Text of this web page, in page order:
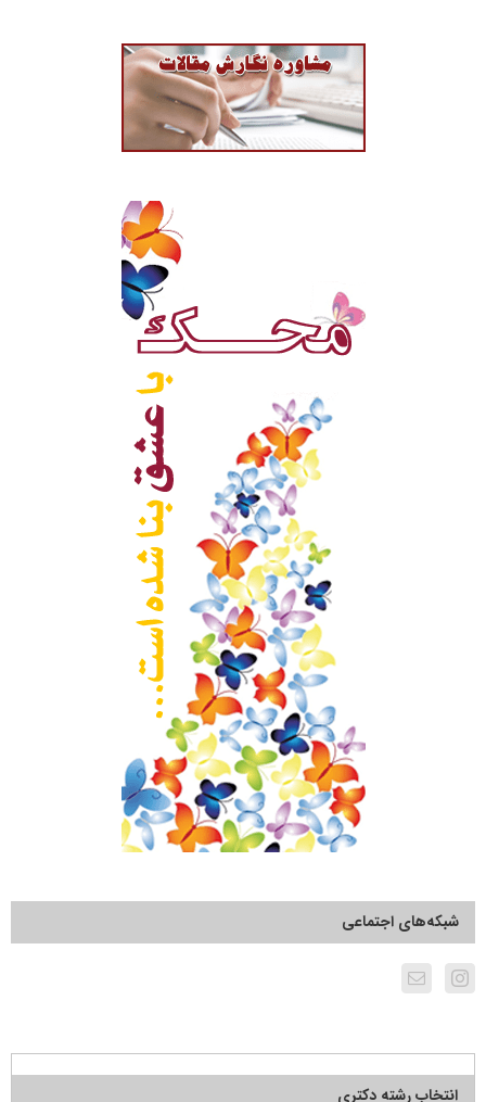
شبکه‌های اجتماعی
انتخاب رشته دکتری